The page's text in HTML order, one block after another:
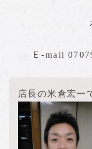
Ｅ-mail
店長の米倉宏一